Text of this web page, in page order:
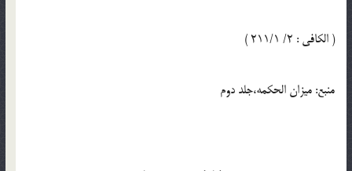
( الكافي : 2/ 211/1 )
منبع: میزان الحکمه،جلد دوم